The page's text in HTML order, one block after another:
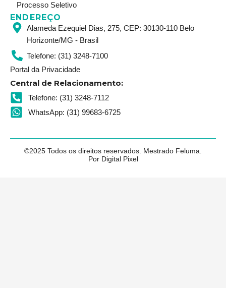
Processo Seletivo
ENDEREÇO
Alameda Ezequiel Dias, 275, CEP: 30130-110 Belo
Horizonte/MG - Brasil
Telefone: (31) 3248-7100
Portal da Privacidade
Central de Relacionamento:
Telefone: (31) 3248-7112
WhatsApp: (31) 99683-6725
©2025 Todos os direitos reservados. Mestrado Feluma.
Por Digital Pixel